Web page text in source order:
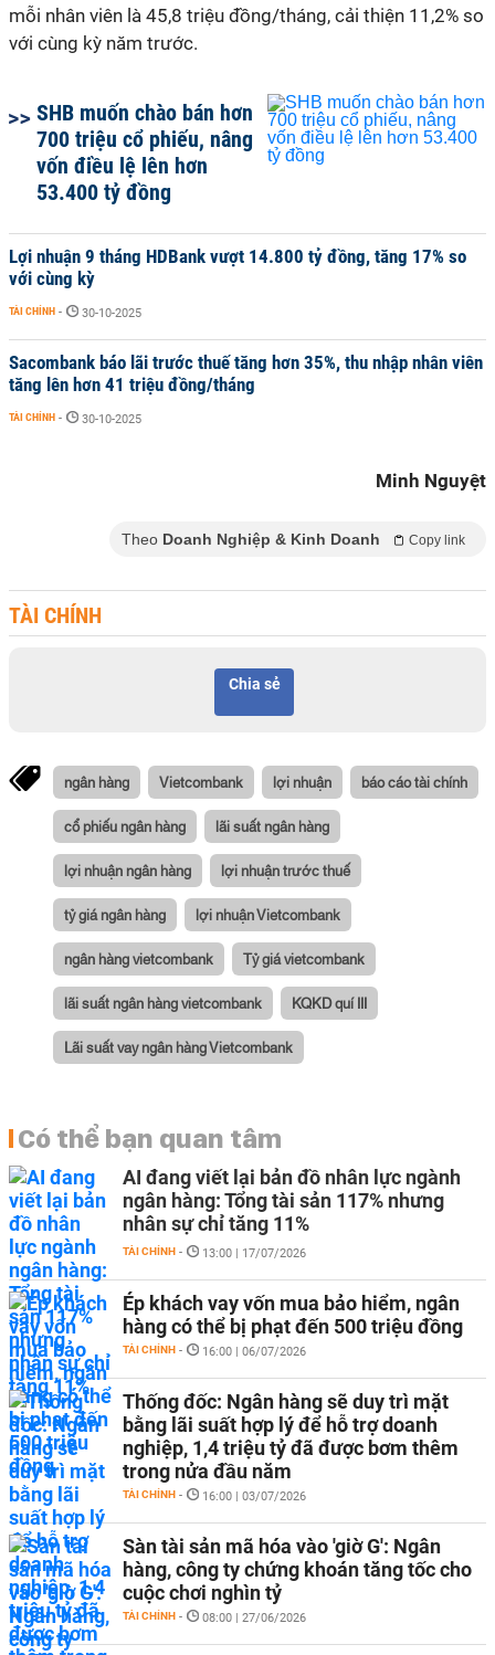
mỗi nhân viên là 45,8 triệu đồng/tháng, cải thiện 11,2% so
với cùng kỳ năm trước.
SHB muốn chào bán hơn
700 triệu cổ phiếu, nâng
vốn điều lệ lên hơn
53.400 tỷ đồng
Lợi nhuận 9 tháng HDBank vượt 14.800 tỷ đồng, tăng 17% so
với cùng kỳ
TÀI CHÍNH - 30-10-2025
Sacombank báo lãi trước thuế tăng hơn 35%, thu nhập nhân viên
tăng lên hơn 41 triệu đồng/tháng
TÀI CHÍNH - 30-10-2025
Minh Nguyệt
Theo Doanh Nghiệp & Kinh Doanh Copy link
TÀI CHÍNH
Chia sẻ
ngân hàng Vietcombank lợi nhuận báo cáo tài chính
cổ phiếu ngân hàng lãi suất ngân hàng
lợi nhuận ngân hàng lợi nhuận trước thuế
tỷ giá ngân hàng lợi nhuận Vietcombank
ngân hàng vietcombank Tỷ giá vietcombank
lãi suất ngân hàng vietcombank KQKD quí III
Lãi suất vay ngân hàng Vietcombank
Có thể bạn quan tâm
AI đang viết lại bản đồ nhân lực ngành
ngân hàng: Tổng tài sản 117% nhưng
nhân sự chỉ tăng 11%
TÀI CHÍNH - 13:00 | 17/07/2026
Ép khách vay vốn mua bảo hiểm, ngân
hàng có thể bị phạt đến 500 triệu đồng
TÀI CHÍNH - 16:00 | 06/07/2026
Thống đốc: Ngân hàng sẽ duy trì mặt
bằng lãi suất hợp lý để hỗ trợ doanh
nghiệp, 1,4 triệu tỷ đã được bơm thêm
trong nửa đầu năm
TÀI CHÍNH - 16:00 | 03/07/2026
Sàn tài sản mã hóa vào 'giờ G': Ngân
hàng, công ty chứng khoán tăng tốc cho
cuộc chơi nghìn tỷ
TÀI CHÍNH - 08:00 | 27/06/2026